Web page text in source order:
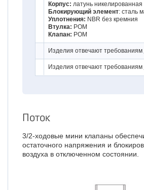
Корпус: латунь никелированная
Блокирующий элемент: сталь
Уплотнения: NBR без кремния
Втулка: POM
Клапан: POM
Изделия отвечают требованиям
Изделия отвечают требованиям
Поток
3/2-ходовые мини клапаны
остаточного напряжения и
воздуха в отключенном состоянии.